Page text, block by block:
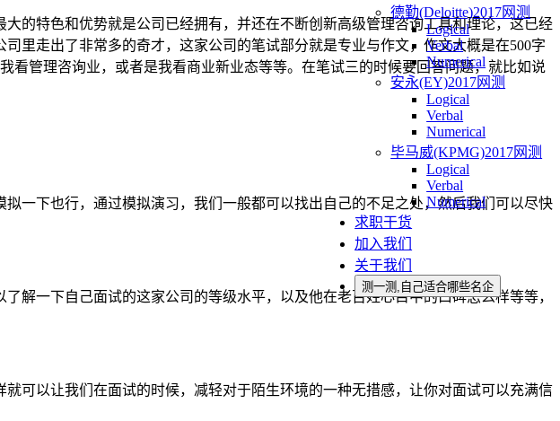
德勤(Deloitte)2017网测
Logical
Verbal
Numerical
安永(EY)2017网测
Logical
Verbal
Numerical
毕马威(KPMG)2017网测
Logical
Verbal
Numerical
求职干货
加入我们
关于我们
测一测,自己适合哪些名企
的特色和优势就是公司已经拥有，并还在不断创新高级管理咨询工具和理论，这已经
里走出了非常多的奇才，这家公司的笔试部分就是专业与作文，作文大概是在500字
看管理咨询业，或者是我看商业新业态等等。在笔试三的时候要回答问题，就比如说
一下也行，通过模拟演习，我们一般都可以找出自己的不足之处，然后我们可以尽快
解一下自己面试的这家公司的等级水平，以及他在老百姓心目中的口碑怎么样等等，
可以让我们在面试的时候，减轻对于陌生环境的一种无措感，让你对面试可以充满信